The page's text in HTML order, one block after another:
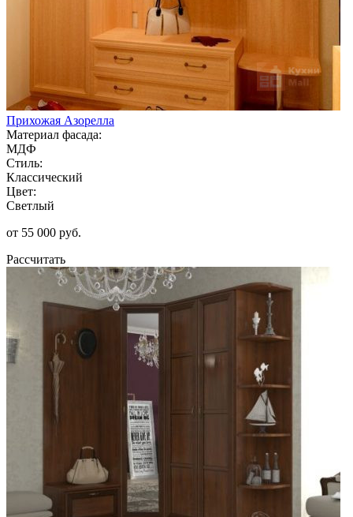
Прихожая Азорелла
Материал фасада:
МДФ
Стиль:
Классический
Цвет:
Светлый
от 55 000 руб.
Рассчитать